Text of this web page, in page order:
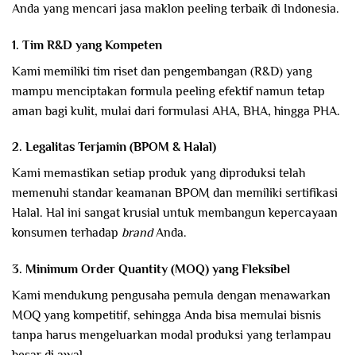
Anda yang mencari jasa maklon peeling terbaik di Indonesia.
1. Tim R&D yang Kompeten
Kami memiliki tim riset dan pengembangan (R&D) yang
mampu menciptakan formula peeling efektif namun tetap
aman bagi kulit, mulai dari formulasi AHA, BHA, hingga PHA.
2. Legalitas Terjamin (BPOM & Halal)
Kami memastikan setiap produk yang diproduksi telah
memenuhi standar keamanan BPOM dan memiliki sertifikasi
Halal. Hal ini sangat krusial untuk membangun kepercayaan
konsumen terhadap brandAnda.
3. Minimum Order Quantity (MOQ) yang Fleksibel
Kami mendukung pengusaha pemula dengan menawarkan
MOQ yang kompetitif, sehingga Anda bisa memulai bisnis
tanpa harus mengeluarkan modal produksi yang terlampau